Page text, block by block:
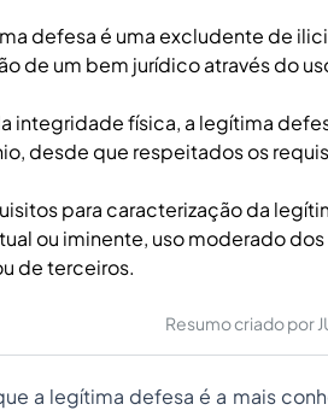
defesa é uma excludente de
de um bem jurídico através do
integridade física, a legítima
desde que respeitados os
para caracterização da
ou iminente, uso moderado
de terceiros.
Resumo criado por
a legítima defesa é a mais